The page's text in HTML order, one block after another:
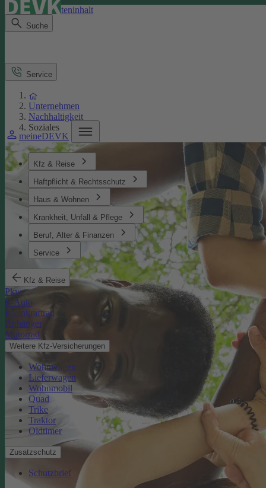
Direkt zum Seiteninhalt
Suche
meineDEVK
Kfz & Reise
Haftpflicht & Rechtsschutz
Haus & Wohnen
Krankheit, Unfall & Pflege
Beruf, Alter & Finanzen
Service
Kfz & Reise
Pkw
E-Auto
Kleinkraftrad
Anhänger
Motorrad
Weitere Kfz-Versicherungen
Wohnwagen
Lieferwagen
Wohnmobil
Quad
Trike
Traktor
Oldtimer
Zusatzschutz
Schutzbrief
Service
Unternehmen
Nachhaltigkeit
Soziales